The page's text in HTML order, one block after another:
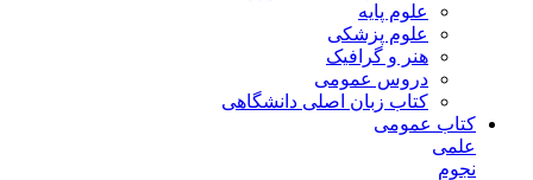
علوم پایه
علوم پزشکی
هنر و گرافیک
دروس عمومی
کتاب زبان اصلی دانشگاهی
کتاب عمومی
علمی
نجوم